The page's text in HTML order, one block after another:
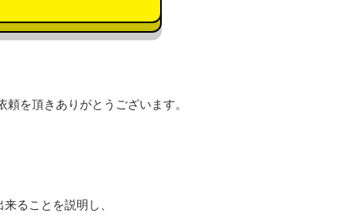
を頂きありがとうございます。
ることを説明し、